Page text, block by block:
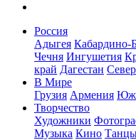
Россия
Адыгея Кабардино-
Чечня Ингушетия
край Дагестан
В Мире
Грузия Армения
Творчество
Художники
Музыка Кино